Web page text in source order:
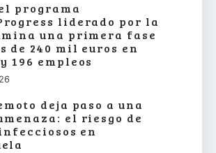
programa
liderado por la
una primera fase
de 240 mil euros en
196 empleos
deja paso a una
el riesgo de
en